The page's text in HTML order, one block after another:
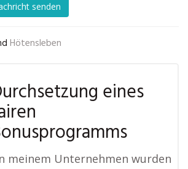
senden
Hötensleben
eines
meinem Unternehmen wurden